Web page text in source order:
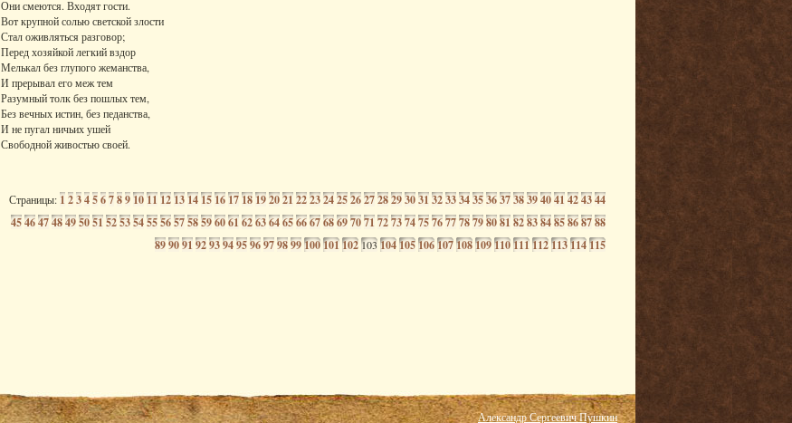
Они смеются. Входят гости.
Вот крупной солью светской злости
Стал оживляться разговор;
Перед хозяйкой легкий вздор
Мелькал без глупого жеманства,
И прерывал его меж тем
Разумный толк без пошлых тем,
Без вечных истин, без педанства,
И не пугал ничьих ушей
Свободной живостью своей.
Страницы:1 234567891011121314151617181920212223242526272829303132333435363738394041424344
4546474849505152535455565758596061626364656667686970717273747576777879808182838485868788
8990919293949596979899100101102103104105106107108109110111112113114115
Александр Сергеевич Пушкин